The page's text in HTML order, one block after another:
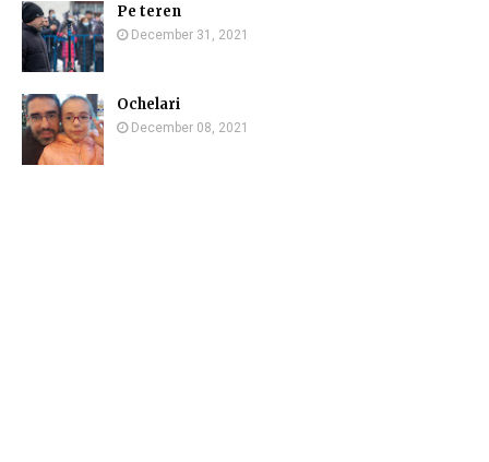
Pe teren
December 31, 2021
Ochelari
December 08, 2021